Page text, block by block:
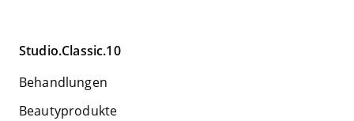
Studio.Classic.10
Behandlungen
Beautyprodukte